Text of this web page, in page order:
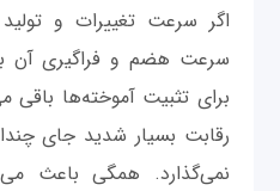
اگر سرعت تغییرات و
سرعت هضم و فراگیری آن
برای تثبیت آموخته‌ها
رقابت بسیار شدید جای
نمی‌گذارد. همگی باعث